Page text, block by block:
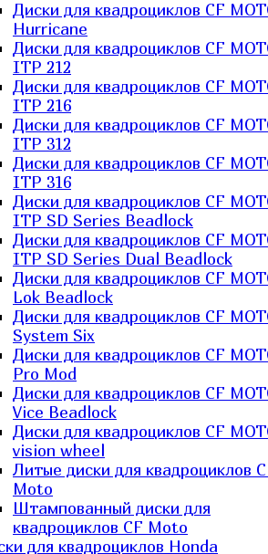
Диски для квадроциклов CF
Hurricane
Диски для квадроциклов CF
ITP 212
Диски для квадроциклов CF
ITP 216
Диски для квадроциклов CF
ITP 312
Диски для квадроциклов CF
ITP 316
Диски для квадроциклов CF
ITP SD Series Beadlock
Диски для квадроциклов CF
ITP SD Series Dual Beadlock
Диски для квадроциклов CF
Lok Beadlock
Диски для квадроциклов CF
System Six
Диски для квадроциклов CF
Pro Mod
Диски для квадроциклов CF
Vice Beadlock
Диски для квадроциклов CF
vision wheel
Литые диски для квадроциклов
Moto
Штампованный диски для
квадроциклов CF Moto
для квадроциклов Honda